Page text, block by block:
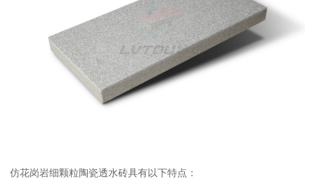
仿花岗岩细颗粒陶瓷透水砖具有以下特点：